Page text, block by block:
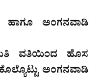
ಹಾಗೂ ಅಂಗನವಾಡಿ
ವತಿಯಿಂದ ಹೊಸ
ಅಂಗನವಾಡಿ